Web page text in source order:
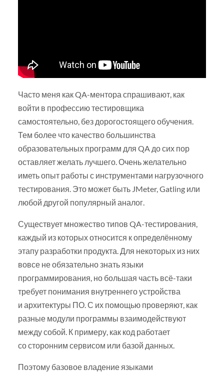
Часто меня как QA-ментора спрашивают, как
войти в профессию тестировщика
самостоятельно, без дорогостоящего обучения.
Тем более что качество большинства
образовательных программ для QA до сих пор
оставляет желать лучшего. Очень желательно
иметь опыт работы с инструментами нагрузочного
тестирования. Это может быть JMeter, Gatling или
любой другой популярный аналог.
Существует множество типов QA-тестирования,
каждый из которых относится к определённому
этапу разработки продукта. Для некоторых из них
вовсе не обязательно знать языки
программирования, но большая часть всё-таки
требует понимания внутреннего устройства
и архитектуры ПО. С их помощью проверяют, как
разные модули программы взаимодействуют
между собой. К примеру, как код работает
со сторонним сервисом или базой данных.
Поэтому базовое владение языками